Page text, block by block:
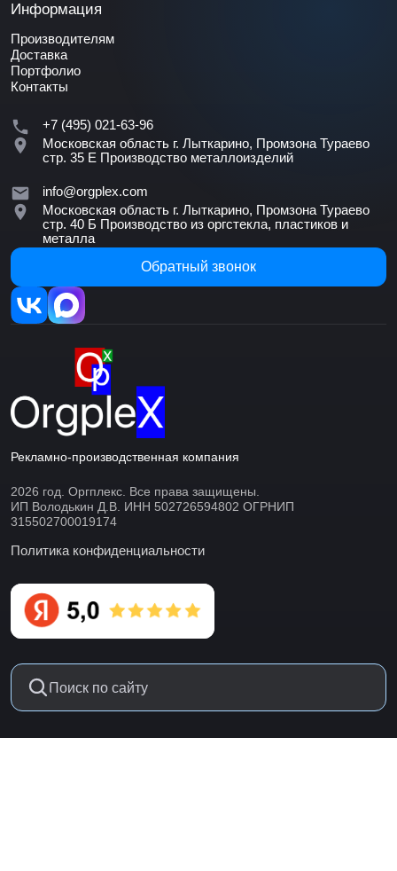
Информация
Производителям
Доставка
Портфолио
Контакты
+7 (495) 021-63-96
Московская область г. Лыткарино, Промзона Тураево
стр. 35 Е Производство металлоизделий
info@orgplex.com
Московская область г. Лыткарино, Промзона Тураево
стр. 40 Б Производство из оргстекла, пластиков и
металла
Обратный звонок
Рекламно-производственная компания
2026 год. Оргплекс. Все права защищены.
ИП Володькин Д.В. ИНН 502726594802 ОГРНИП
315502700019174
Политика конфиденциальности